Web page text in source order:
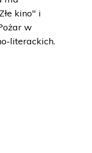
kino" i
w
literackich.